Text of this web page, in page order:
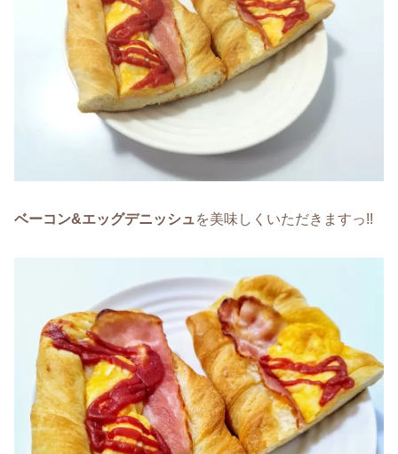
ベーコン&エッグデニッシュ を美味しくいただきますっ!!